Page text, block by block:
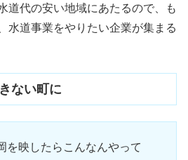
道代の安い地域にあたるので、も
水道事業をやりたい企業が集まる
ない町に
を映したらこんなんやって